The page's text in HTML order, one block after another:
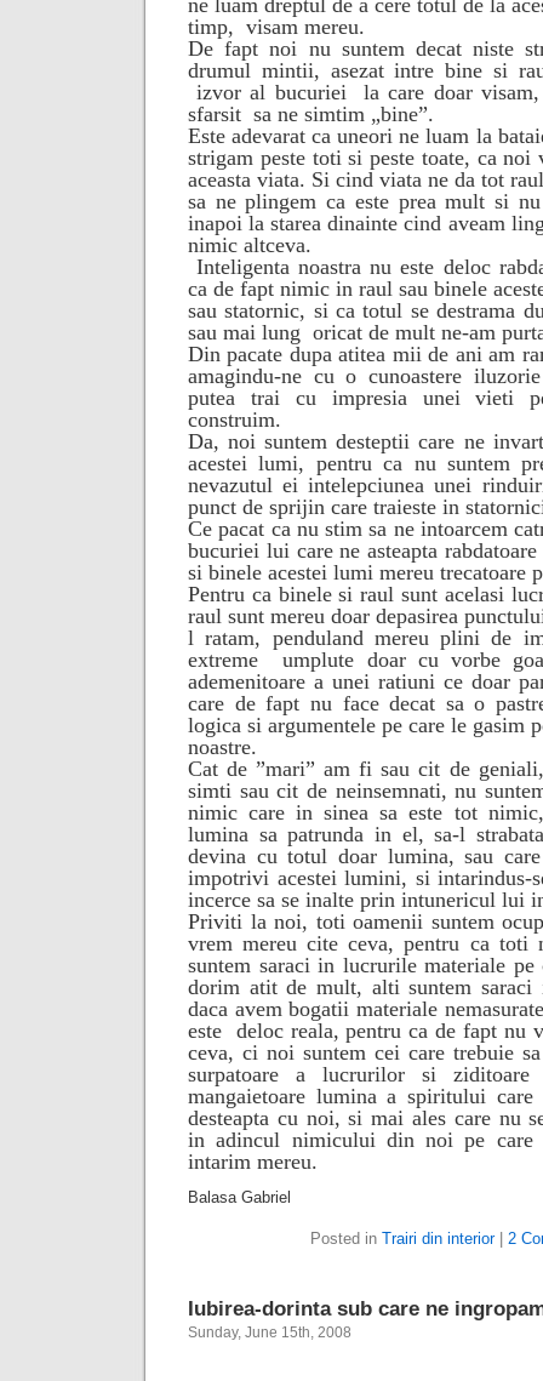
ne luam dreptul de a cere totul de la
timp, visam mereu.
De fapt noi nu suntem decat niste
drumul mintii, asezat intre bine si
izvor al bucuriei
la care doar
sfarsit sa ne simtim „bine”.
Este adevarat ca uneori ne luam la
strigam peste toti si peste toate, ca
aceasta viata. Si cind viata ne da tot
sa ne plingem ca este prea mult si
inapoi la starea dinainte cind aveam
nimic altceva.
Inteligenta noastra nu este deloc
ca de fapt nimic in raul sau binele
sau statornic, si ca totul se destrama
sau mai lung oricat de mult ne-am
Din pacate dupa atitea mii de ani am
amagindu-ne cu o cunoastere
putea trai cu impresia unei vieti
construim.
Da, noi suntem desteptii care ne
acestei lumi, pentru ca nu suntem
nevazutul ei intelepciunea unei
punct de sprijin care traieste in
Ce pacat ca nu stim sa ne intoarcem
bucuriei lui care ne asteapta
si binele acestei lumi mereu trecatoare
Pentru ca binele si raul sunt acelasi
raul sunt mereu doar depasirea
l ratam, penduland mereu plini de
extreme
umplute doar cu vorbe
ademenitoare a unei ratiuni ce doar
care de fapt nu face decat sa o
logica si argumentele pe care le gasim
noastre.
Cat de ”mari” am fi sau cit de
simti sau cit de neinsemnati, nu
nimic care in sinea sa este tot
lumina sa patrunda in el, sa-l
devina cu totul doar lumina, sau
impotrivi acestei lumini, si intarindus-
incerce sa se inalte prin intunericul lui
Priviti la noi, toti oamenii suntem
vrem mereu cite ceva, pentru ca toti
suntem saraci in lucrurile materiale
dorim atit de mult, alti suntem saraci
daca avem bogatii materiale
este deloc reala, pentru ca de fapt nu
ceva, ci noi suntem cei care trebuie
surpatoare a lucrurilor si
mangaietoare lumina a spiritului
desteapta cu noi, si mai ales care nu
in adincul nimicului din noi pe
intarim mereu.
Balasa Gabriel
Posted in Trairi din interior| 2
Iubirea-dorinta sub care ne
Sunday, June 15th, 2008